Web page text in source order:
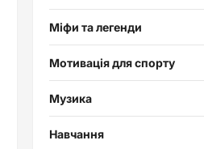
Міфи та легенди
Мотивація для спорту
Музика
Навчання